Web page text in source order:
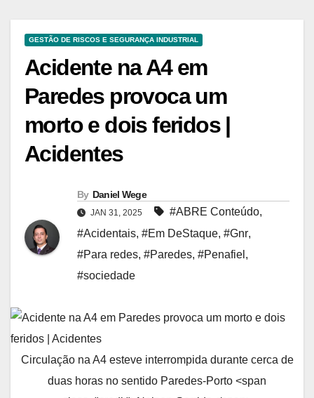
GESTÃO DE RISCOS E SEGURANÇA INDUSTRIAL
Acidente na A4 em
Paredes provoca um
morto e dois feridos |
Acidentes
By Daniel Wege
JAN 31, 2025 #ABRE Conteúdo,
#Acidentais, #Em DeStaque, #Gnr,
#Para redes, #Paredes, #Penafiel ,
#sociedade
Circulação na A4 esteve interrompida durante cerca de
duas horas no sentido Paredes-Porto <span